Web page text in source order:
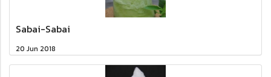
Sabai-Sabai
20 Jun 2018